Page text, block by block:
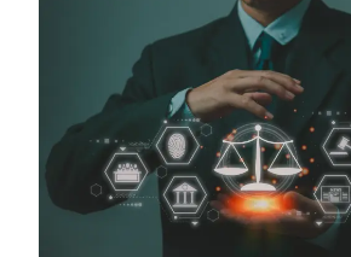
언론보도
공지사항
법률 블로그
법률서식
뉴스레터/브로슈어
세미나
대륜법률상담예약